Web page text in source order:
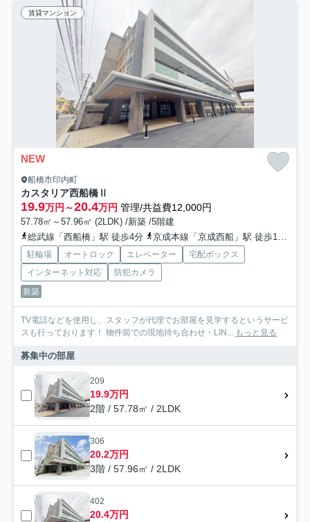
賃貸マンション
NEW
船橋市印内町
カスタリア西船橋Ⅱ
19.9万円～20.4万円 管理/共益費12,000円
57.78㎡～57.96㎡ (2LDK) /新築 /5階建
総武線「西船橋」駅 徒歩4分
京成本線「京成西船」駅 徒歩12分
駐輪場 オートロック エレベーター
宅配ボックス
インターネット対応
防犯カメラ
新築
TV電話などを使用し、スタッフが代理でお部屋を見学するというサービ
スも行っております！ 物件前での現地待ち合わせ・LIN... もっと見る
募集中の部屋
209
19.9万円
2階 / 57.78㎡ / 2LDK
306
20.2万円
3階 / 57.96㎡ / 2LDK
402
20.4万円